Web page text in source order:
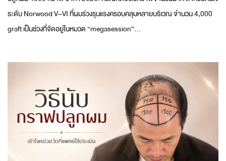
ระดับ Norwood V–VI ที่ผมร่วงรุนแรงครอบคลุมหลายบริเวณ จำนวน 4,000
graft เป็นช่วงที่จัดอยู่ในหมวด “megasession”...